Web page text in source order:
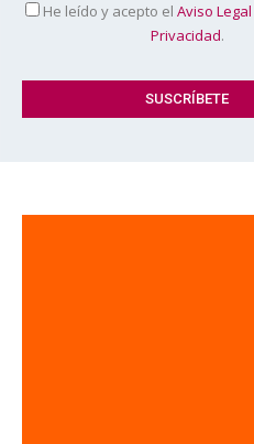
He leído y acepto el Aviso Legal
Privacidad.